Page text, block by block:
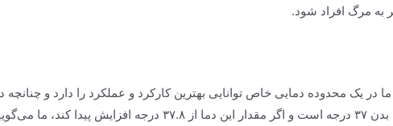
به مرگ افراد شود.
یک محدوده دمایی خاص توانایی بهترین کارکرد و عملکرد را دارد و
فرایند‌های بدن دچار اختلال می‌شود. دمای طبیعی بدن ۳۷ درجه است